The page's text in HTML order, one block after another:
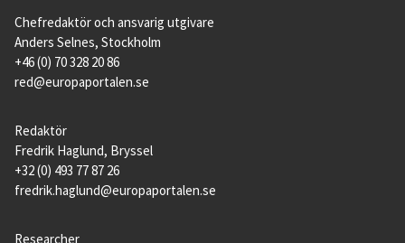
Chefredaktör och ansvarig utgivare
Anders Selnes, Stockholm
+46 (0) 70 328 20 86
red@europaportalen.se
Redaktör
Fredrik Haglund, Bryssel
+32 (0) 493 77 87 26
fredrik.haglund@europaportalen.se
Researcher